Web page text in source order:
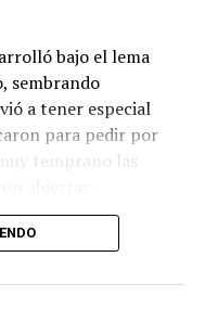
bajo el lema
sembrando
a tener especial
para pedir por
temprano las
de Moreno al
y niños y fieles se
espigas y distintas